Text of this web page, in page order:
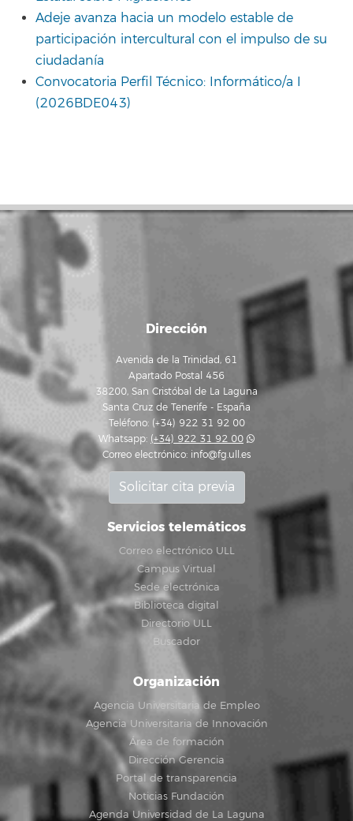
Adeje avanza hacia un modelo estable de
participación intercultural con el impulso de su
ciudadanía
Convocatoria Perfil Técnico: Informático/a I
(2026BDE043)
Dirección
Avenida de la Trinidad, 61
Apartado Postal 456
38200, San Cristóbal de La Laguna
Santa Cruz de Tenerife - España
Teléfono: (+34) 922 31 92 00
Whatsapp: (+34) 922 31 92 00
Correo electrónico: info@fg.ull.es
Solicitar cita previa
Servicios telemáticos
Correo electrónico ULL
Campus Virtual
Sede electrónica
Biblioteca digital
Directorio ULL
Buscador
Organización
Agencia Universitaria de Empleo
Agencia Universitaria de Innovación
Área de formación
Dirección Gerencia
Portal de transparencia
Noticias Fundación
Agenda Universidad de La Laguna